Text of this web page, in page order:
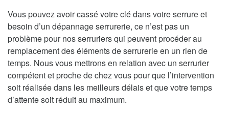
Vous pouvez avoir cassé votre clé dans votre serrure et
besoin d’un dépannage serrurerie, ce n’est pas un
problème pour nos serruriers qui peuvent procéder au
remplacement des éléments de serrurerie en un rien de
temps. Nous vous mettrons en relation avec un serrurier
compétent et proche de chez vous pour que l’intervention
soit réalisée dans les meilleurs délais et que votre temps
d’attente soit réduit au maximum.